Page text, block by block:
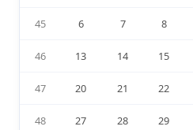
45 6 7 8
46 13 14 15
47 20 21 22
48 27 28 29